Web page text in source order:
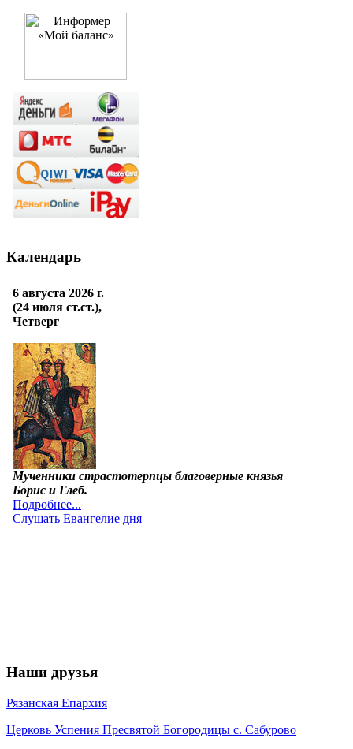
Календарь
Наши друзья
Рязанская Епархия
Церковь Успения Пресвятой Богородицы с. Сабурово